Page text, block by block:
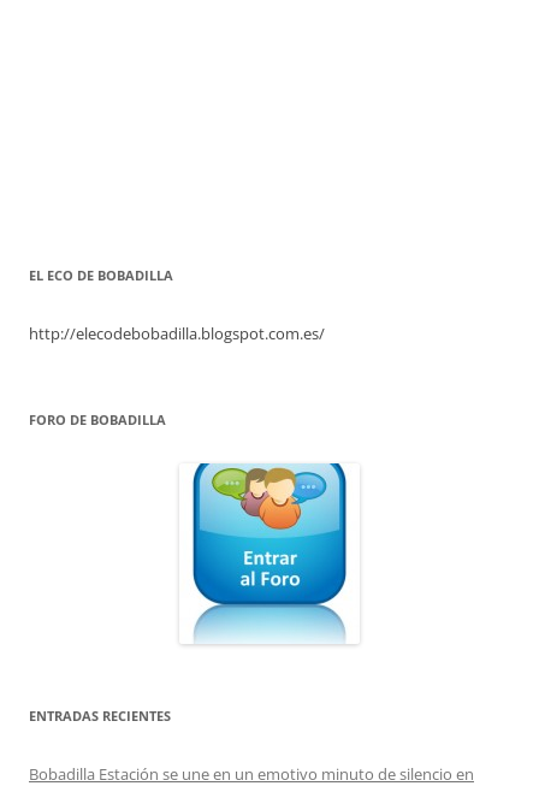
EL ECO DE BOBADILLA
http://elecodebobadilla.blogspot.com.es/
FORO DE BOBADILLA
ENTRADAS RECIENTES
Bobadilla Estación se une en un emotivo minuto de silencio en